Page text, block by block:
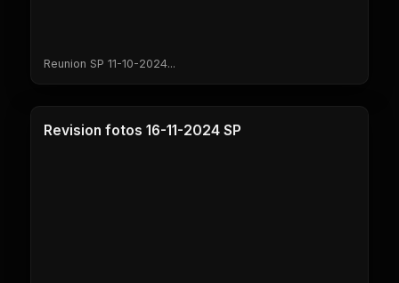
Reunion SP 11-10-2024...
1 Clases
Revision fotos 16-11-2024 SP